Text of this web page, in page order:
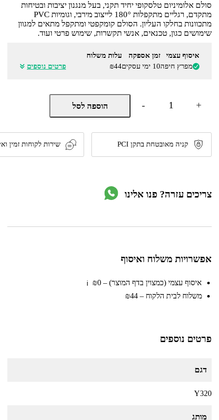
סולם אלומיניום טלסקופי יחיד תקני, בעל מנגנון יציבות ובטיחות
מתקדם, רגליים מתקפלות 180° לייצוב מירבי, וגומיות PVC
מתכוונות בחלקו העליון. הסולם קומקפטי ומתקפל מתאים למגוון
שימושים כגון, טכנאים, אנשי תקשרות, שימוש פרטי ועוד.
איסוף עצמי
מפרץ חיפה
זמן אספקה
10 ימי עסקים
עלות משלוח
₪44
פרטים נוספים
-
כמות
סולם
טלסקופי
יחיד
10
שלבים
Y320
+ הוספה לסל
קניה מאובטחת בתקן PCI שירות לקוחות זמין
צריכים עזרה? פנו אלינו
אפשרויות משלוח ואיסוף
איסוף עצמי (כמצוין בדף המוצר) – ₪0 ℹ️
משלוח לבית הלקוח – ₪44
פרטים נוספים
דגם
Y320
מותג